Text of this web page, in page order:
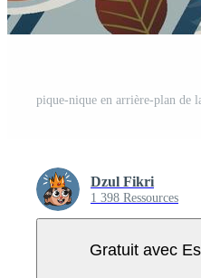
Dzul Fikri
1 398 Ressources
Gratuit avec